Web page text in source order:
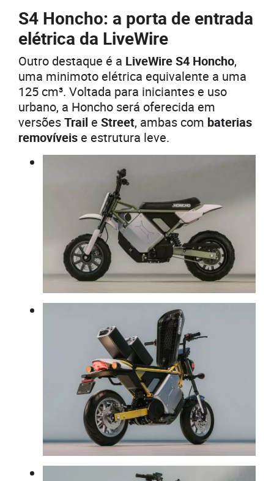
S4 Honcho: a porta de entrada
elétrica da LiveWire
Outro destaque é a LiveWire S4 Honcho,
uma minimoto elétrica equivalente a uma
125 cm³. Voltada para iniciantes e uso
urbano, a Honcho será oferecida em
versõesTrail e Street, ambas com baterias
removíveis e estrutura leve.